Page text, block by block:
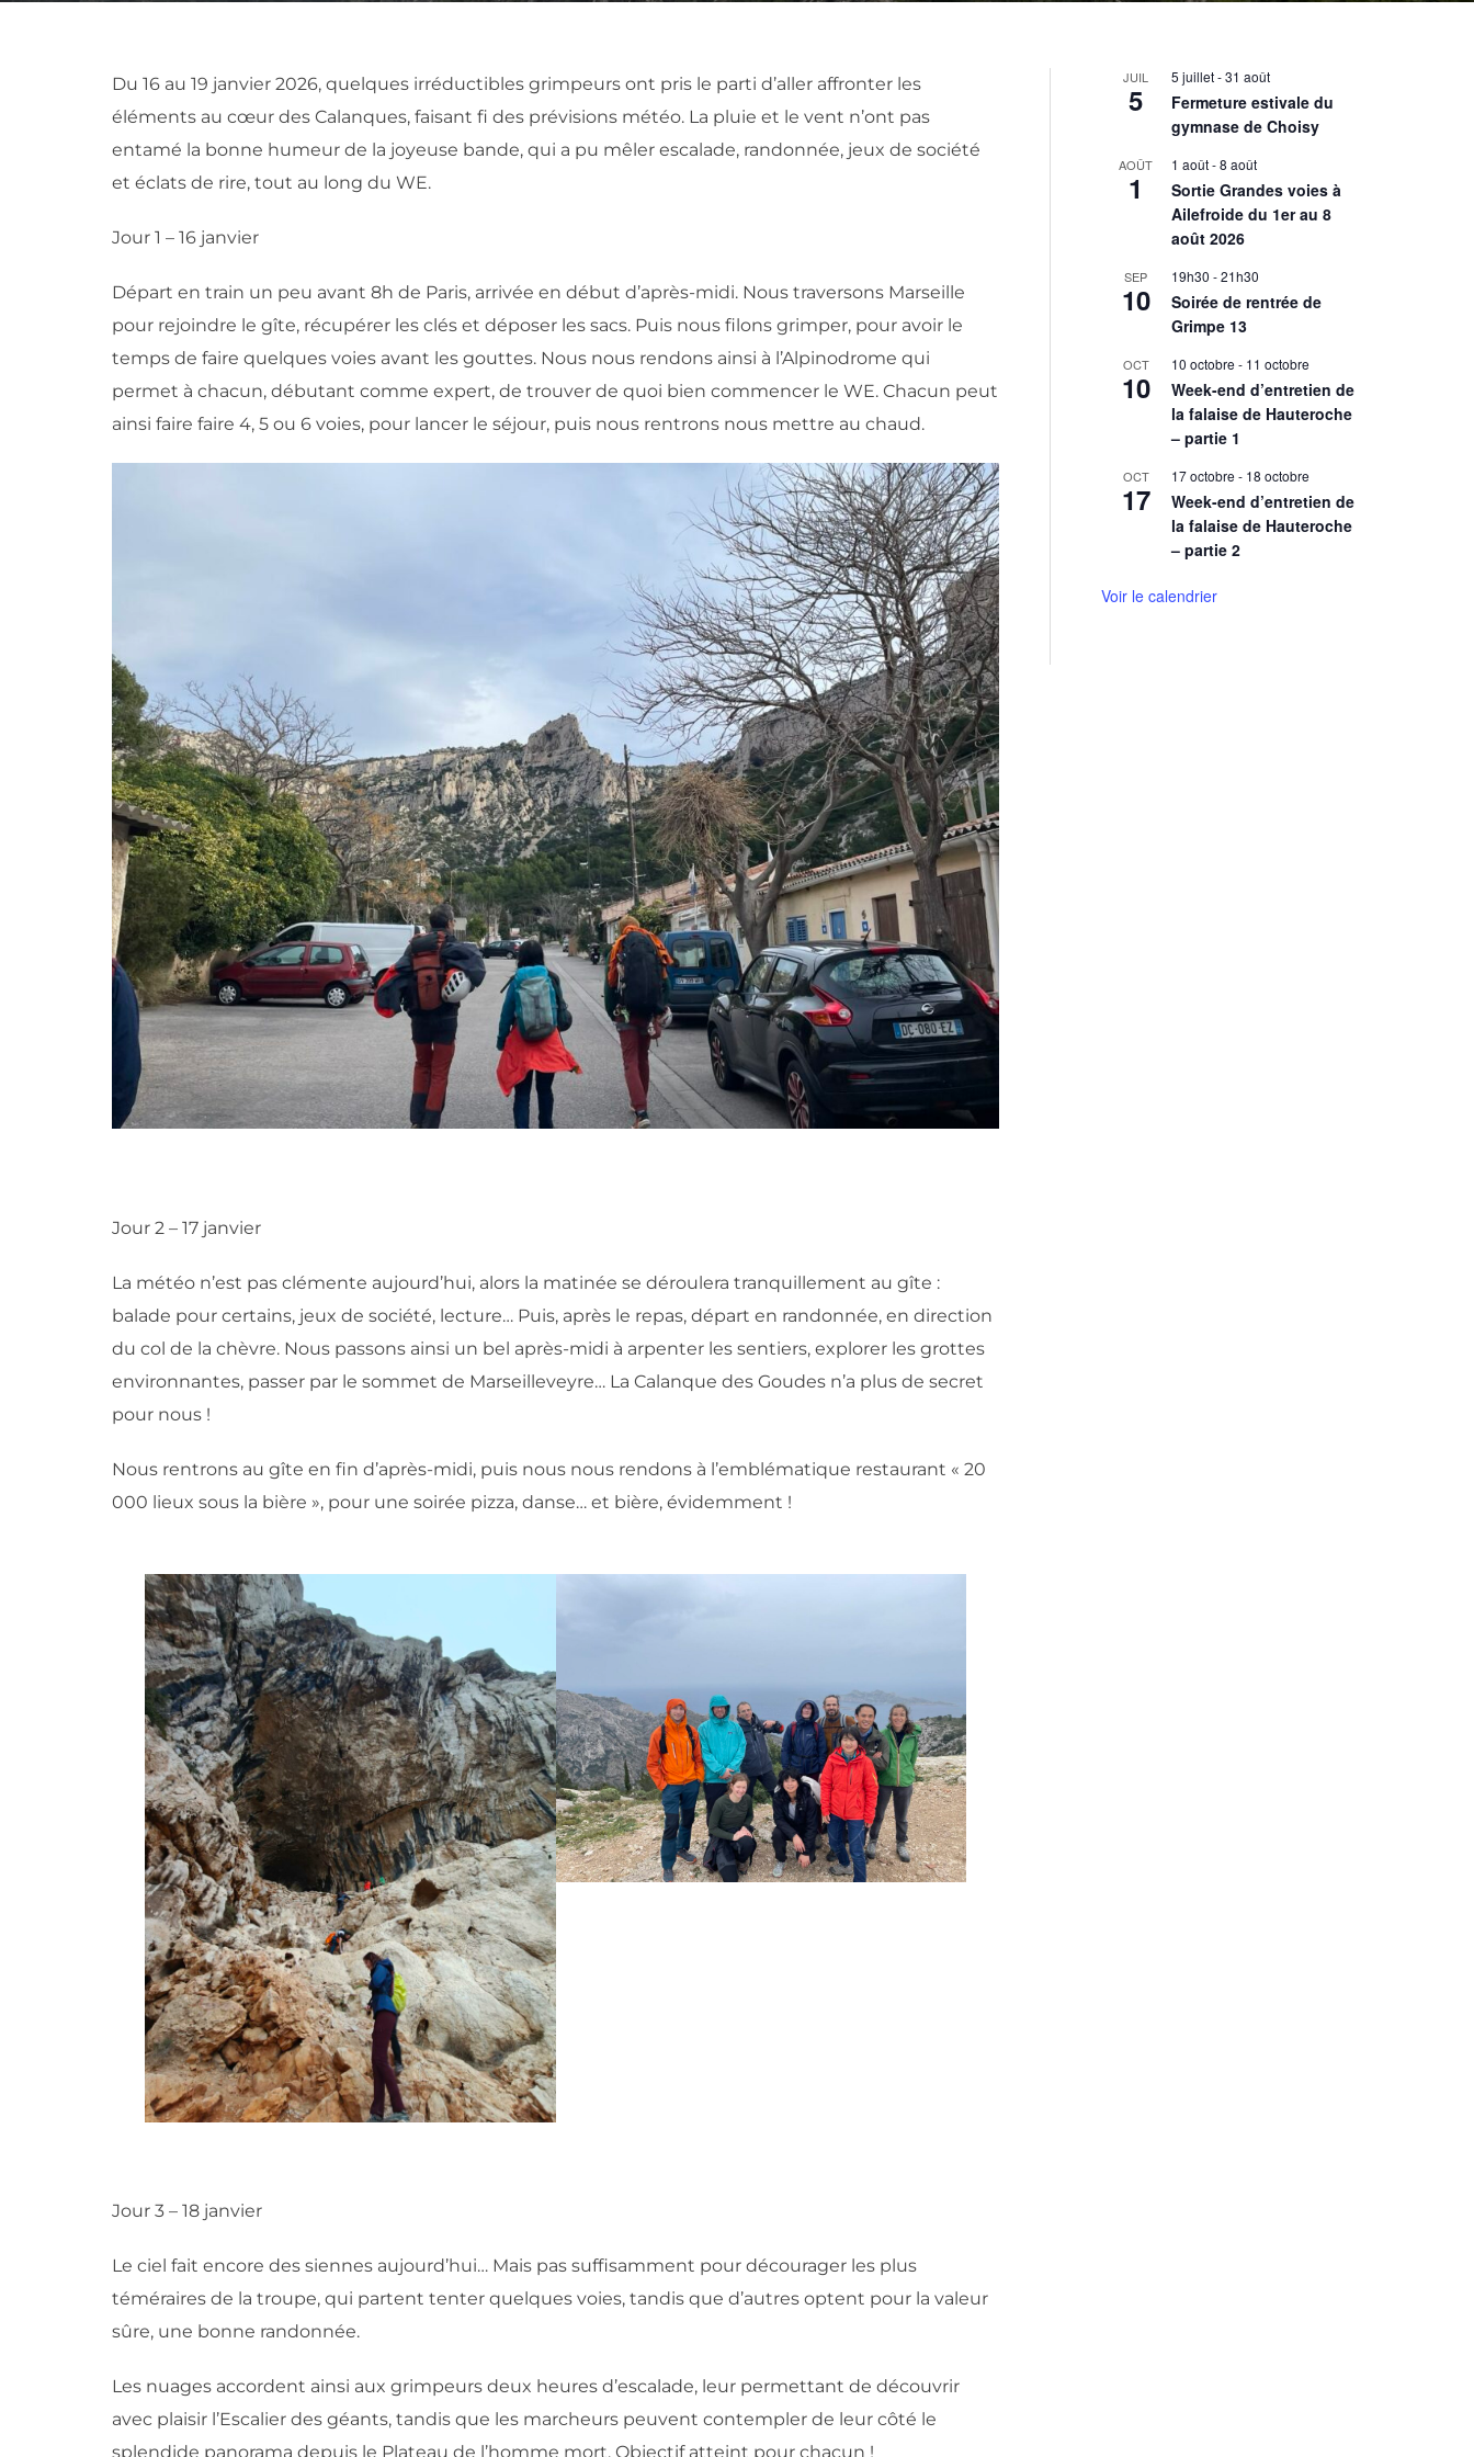
Du 16 au 19 janvier 2026, quelques irréductibles grimpeurs ont pris le parti d’aller affronter les
éléments au cœur des Calanques, faisant fi des prévisions météo. La pluie et le vent n’ont pas
entamé la bonne humeur de la joyeuse bande, qui a pu mêler escalade, randonnée, jeux de société
et éclats de rire, tout au long du WE.
Jour 1 – 16 janvier
Départ en train un peu avant 8h de Paris, arrivée en début d’après-midi. Nous traversons Marseille
pour rejoindre le gîte, récupérer les clés et déposer les sacs. Puis nous filons grimper, pour avoir le
temps de faire quelques voies avant les gouttes. Nous nous rendons ainsi à l’Alpinodrome qui
permet à chacun, débutant comme expert, de trouver de quoi bien commencer le WE. Chacun peut
ainsi faire faire 4, 5 ou 6 voies, pour lancer le séjour, puis nous rentrons nous mettre au chaud.
Jour 2 – 17 janvier
La météo n’est pas clémente aujourd’hui, alors la matinée se déroulera tranquillement au gîte :
balade pour certains, jeux de société, lecture… Puis, après le repas, départ en randonnée, en direction
du col de la chèvre. Nous passons ainsi un bel après-midi à arpenter les sentiers, explorer les grottes
environnantes, passer par le sommet de Marseilleveyre… La Calanque des Goudes n’a plus de secret
pour nous !
Nous rentrons au gîte en fin d’après-midi, puis nous nous rendons à l’emblématique restaurant « 20
000 lieux sous la bière », pour une soirée pizza, danse… et bière, évidemment !
Jour 3 – 18 janvier
Le ciel fait encore des siennes aujourd’hui… Mais pas suffisamment pour décourager les plus
téméraires de la troupe, qui partent tenter quelques voies, tandis que d’autres optent pour la valeur
sûre, une bonne randonnée.
Les nuages accordent ainsi aux grimpeurs deux heures d’escalade, leur permettant de découvrir
avec plaisir l’Escalier des géants, tandis que les marcheurs peuvent contempler de leur côté le
splendide panorama depuis le Plateau de l’homme mort. Objectif atteint pour chacun !
JUIL
5
5 juillet-31 août
Fermeture estivale du
gymnase de Choisy
AOÛT
1
1 août-8 août
Sortie Grandes voies à
Ailefroide du 1er au 8
août 2026
SEP
10
19h30 -21h30
Soirée de rentrée de
Grimpe 13
OCT
10
10 octobre - 11 octobre
Week-end d’entretien de
la falaise de Hauteroche
– partie 1
OCT
17
17 octobre - 18 octobre
Week-end d’entretien de
la falaise de Hauteroche
– partie 2
Voir le calendrier